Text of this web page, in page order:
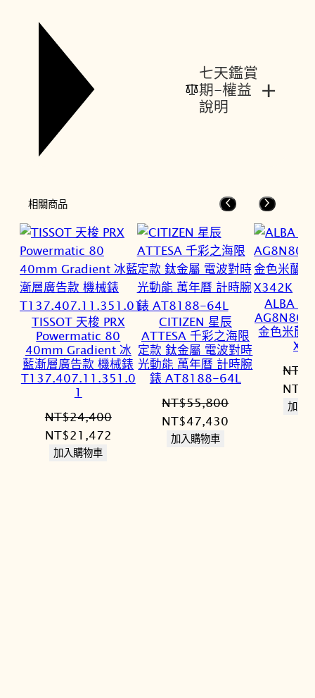
七天鑑賞
期-權益
說明
+
相關商品
TISSOT 天梭 PRX
Powermatic 80
40mm Gradient 冰
藍漸層廣告款 機械錶
T137.407.11.351.0
1
NT$24,400
原
始
NT$21,472
加入購物車
CITIZEN 星辰
ATTESA 千彩之海限
定款 鈦金屬 電波對時
光動能 萬年曆 計時腕
錶 AT8188-64L
NT$55,800
原
始
NT$47,430
加入購物車
ALBA 雅
金色米蘭
NT$
原
始
NT$
加入